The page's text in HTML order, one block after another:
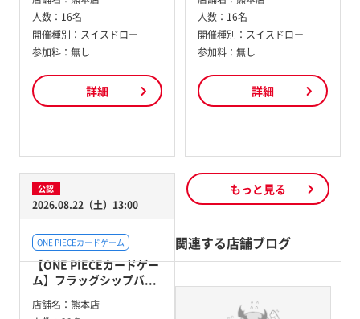
人数： 16名
開催種別： スイスドロー
参加料： 無し
詳細
人数： 16名
開催種別： スイスドロー
参加料： 無し
詳細
公認
2026.08.22（土）13:00
ONE PIECEカードゲーム
【ONE PIECEカードゲー
ム】フラッグシップバ...
店舗名： 熊本店
もっと見る
関連する店舗ブログ